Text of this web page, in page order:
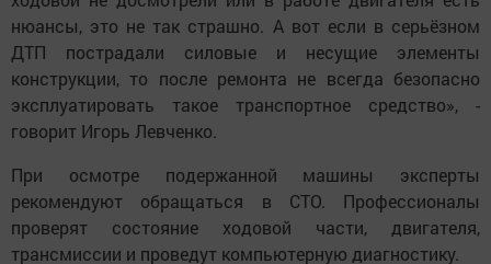
нюансы, это не так страшно. А вот если в серьёзном
ДТП пострадали силовые и несущие элементы
конструкции, то после ремонта не всегда безопасно
эксплуатировать такое транспортное средство», -
говорит Игорь Левченко.
При осмотре подержанной машины эксперты
рекомендуют обращаться в СТО. Профессионалы
проверят состояние ходовой части, двигателя,
трансмиссии и проведут компьютерную диагностику.